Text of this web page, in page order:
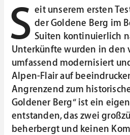
S eit unserem ersten
der Goldene Berg im
Suiten kontinuierlich
Unterkünfte wurden in den
umfassend modernisiert
Alpen-Flair auf
Angrenzend zum
Goldener Berg“ ist ein
entstanden, das zwei
beherbergt und keinen